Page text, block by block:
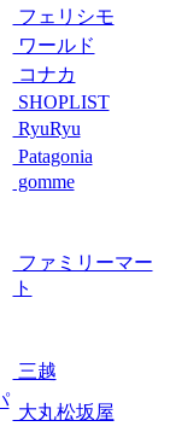
フェリシモ
ワールド
コナカ
SHOPLIST
RyuRyu
Patagonia
gomme
ファミリーマー
ト
三越
大丸松坂屋